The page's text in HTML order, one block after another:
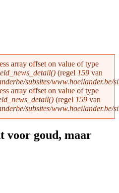
array offset on value of type
(regel 159 van
subsites/
array offset on value of type
(regel 159 van
subsites/
voor goud, maar